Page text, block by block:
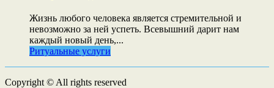
Жизнь любого человека является стремительной и
невозможно за ней успеть. Всевышний дарит нам
каждый новый день,...
Ритуальные услуги
Copyright © All rights reserved